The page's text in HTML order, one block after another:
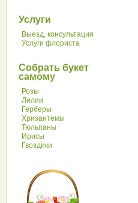
Услуги
Выезд, консультация
Услуги флориста
Собрать букет
самому
Розы
Лилии
Герберы
Хризантемы
Тюльпаны
Ирисы
Гвоздики